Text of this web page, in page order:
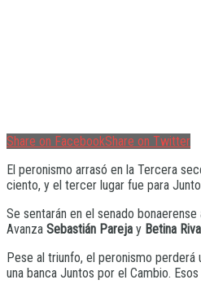
Share on FacebookShare on Twitter
El peronismo arrasó en la Tercera
ciento, y el tercer lugar fue para
Se sentarán en el senado
Avanza Sebastián Pareja y Betina Riva
Pese al triunfo, el peronismo
una banca Juntos por el Cambio.